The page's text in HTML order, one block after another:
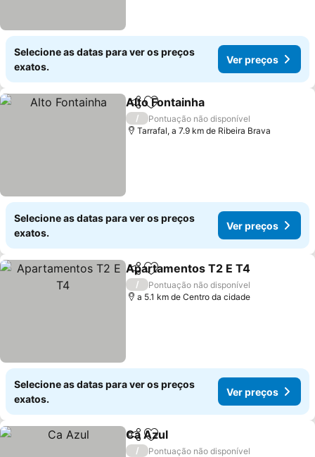
Selecione as datas para ver os preços
exatos.
Ver preços
PartilharAdicionar aos favoritos
Alto Fontainha
/
Pontuação não disponível
Tarrafal, a 7.9 km de Ribeira Brava
Selecione as datas para ver os preços
exatos.
Ver preços
PartilharAdicionar aos favoritos
Apartamentos T2 E T4
/
Pontuação não disponível
a 5.1 km de Centro da cidade
Selecione as datas para ver os preços
exatos.
Ver preços
PartilharAdicionar aos favoritos
Ca Azul
/
Pontuação não disponível